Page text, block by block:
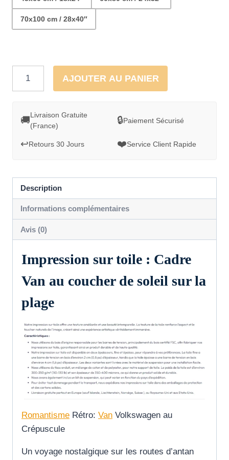
70x100 cm / 28x40″
Van
coucher
sur
la
plage
AJOUTER AU PANIER
🚚 Livraison Gratuite
(France)
🔒Paiement Sécurisé
↩️ Retours 30 Jours ❤️Service Client Rapide
Description
Informations complémentaires
Avis (0)
Impression sur toile : Cadre
Van au coucher de soleil sur la
plage
Romantisme Rétro: Van Volkswagen au
Crépuscule
Un voyage nostalgique sur les routes d’antan